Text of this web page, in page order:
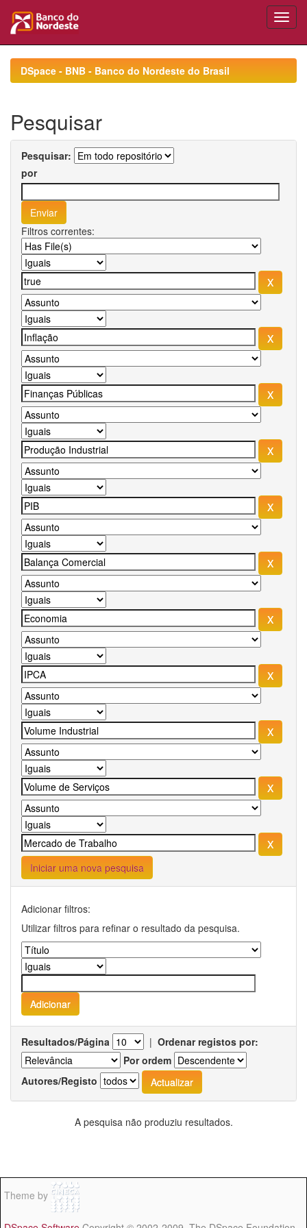
navigationDSpace - BNB - Banco do Nordeste do Brasil
Pesquisar
Pesquisar:
por
Filtros correntes:
Iniciar uma nova pesquisa
Adicionar filtros:
Utilizar filtros para refinar o resultado da pesquisa.
Resultados/Página | Ordenar registos por:
Por ordem
Autores/Registo
A pesquisa não produziu resultados.
Theme by